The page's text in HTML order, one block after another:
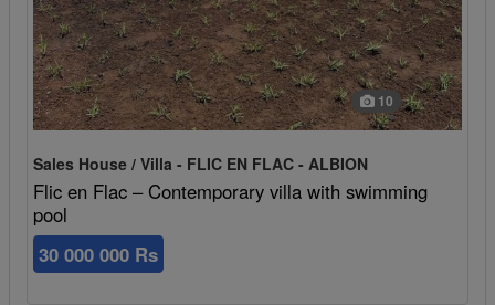
10
Sales House / Villa - FLIC EN FLAC - ALBION
Flic en Flac – Contemporary villa with swimming
pool
30 000 000 Rs